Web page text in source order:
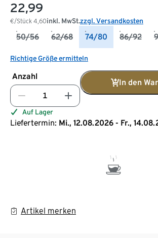
22,99
€/Stück 4,60inkl. MwSt.zzgl. Versandkosten
50/56 62/68 74/80 86/92
Richtige Größe ermitteln
Anzahl
In den
Auf Lager
Liefertermin: Mi., 12.08.2026 - Fr.,
Artikel merken